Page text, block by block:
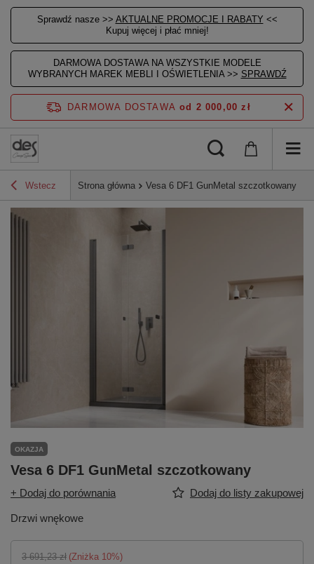
Sprawdź nasze >> AKTUALNE PROMOCJE I RABATY <<
Kupuj więcej i płać mniej!
DARMOWA DOSTAWA NA WSZYSTKIE MODELE
WYBRANYCH MAREK MEBLI I OŚWIETLENIA >> SPRAWDŹ
DARMOWA DOSTAWA od 2 000,00 zł
Wstecz Strona główna Vesa 6 DF1 GunMetal szczotkowany
OKAZJA
Vesa 6 DF1 GunMetal szczotkowany
+ Dodaj do porównania Dodaj do listy zakupowej
Drzwi wnękowe
3 691,23 zł (Zniżka 10%)